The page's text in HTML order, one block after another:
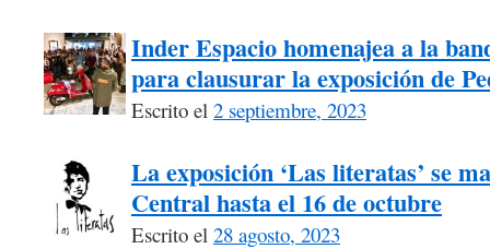
Inder Espacio homenajea a la
para clausurar la exposición de
Escrito el 2 septiembre, 2023
La exposición ‘Las literatas’ se
Central hasta el 16 de octubre
Escrito el 28 agosto, 2023